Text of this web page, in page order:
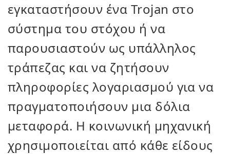
εγκαταστήσουν ένα Trojan στο
σύστημα του στόχου ή να
παρουσιαστούν ως υπάλληλος
τράπεζας και να ζητήσουν
πληροφορίες λογαριασμού για να
πραγματοποιήσουν μια δόλια
μεταφορά. Η κοινωνική μηχανική
χρησιμοποιείται από κάθε είδους